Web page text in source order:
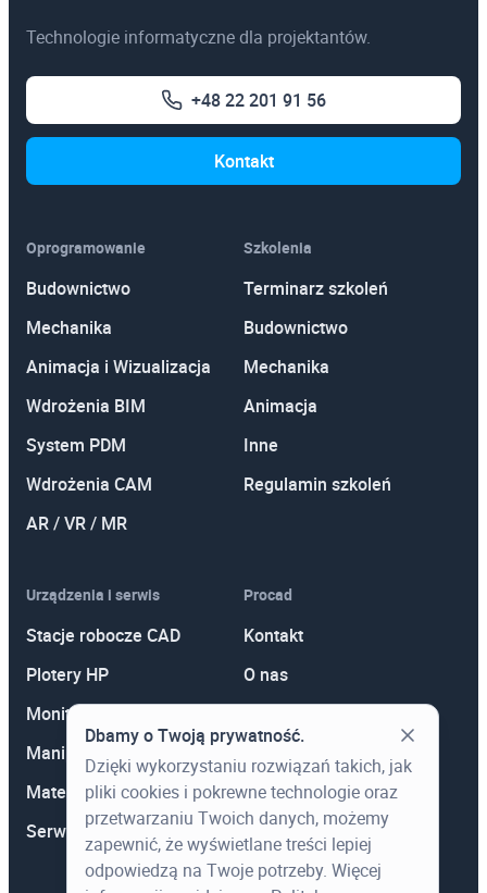
3ds Max
Autodesk Revit Architecture
Technologie informatyczne dla projektantów.
+48 22 201 91 56
Kontakt
Oprogramowanie
Budownictwo
Mechanika
Animacja i Wizualizacja
Wdrożenia BIM
System PDM
Wdrożenia CAM
AR / VR / MR
Szkolenia
Terminarz szkoleń
Budownictwo
Mechanika
Animacja
Inne
Regulamin szkoleń
Urządzenia i serwis
Stacje robocze CAD
Plotery HP
Monitory
Manipulatory 3D
Materiały eksploatacyjne
Serwis
Procad
Kontakt
O nas
Aktualności
Wiedza
Dbamy o Twoją prywatność.
Dzięki wykorzystaniu rozwiązań takich, jak
pliki cookies i pokrewne technologie oraz
przetwarzaniu Twoich danych, możemy
zapewnić, że wyświetlane treści lepiej
odpowiedzą na Twoje potrzeby. Więcej